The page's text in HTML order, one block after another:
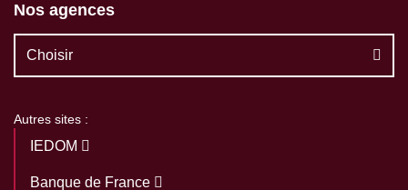
Nos agences
Choisir
Autres sites :
IEDOM
Banque de France